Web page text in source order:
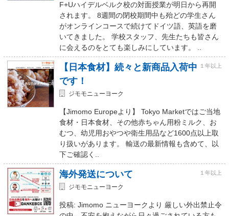
F+Uハイデルベルク校の対面授業が明日から再開
されます。 8週間の閉校期間中も殆どの学生さん
がオンラインコースで続けてドイツ語、英語を磨
いてきました。 学校スタッフ、先生たちも皆さん
に会えるのをとても楽しみにしています。 ..
【日本食材】続々と新商品入荷中
です！
１年以上
ジモモニューヨーク
【Jimomo Europeより】 Tokyo Marketではご当地
食材・日本食材、その他赤ちゃん用粉ミルク、お
むつ、幼児用おやつや衛生用品など1600点以上取
り扱いがあります。 輸送の最新情報も含めて、以
下ご確認く..
海外発送について １年以上
ジモモニューヨーク
投稿: Jimomo ニューヨークより 厳しい外出禁止令